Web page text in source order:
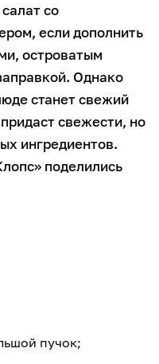
со
если дополнить
островатым
Однако
станет свежий
свежести, но
ингредиентов.
поделились
пучок;